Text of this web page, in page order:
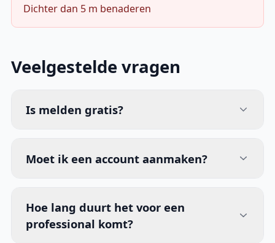
Dichter dan 5 m benaderen
Veelgestelde vragen
Is melden gratis?
Moet ik een account aanmaken?
Hoe lang duurt het voor een
professional komt?